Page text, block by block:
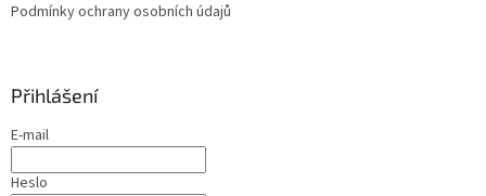
Podmínky ochrany osobních údajů
Přihlášení
E-mail
Heslo